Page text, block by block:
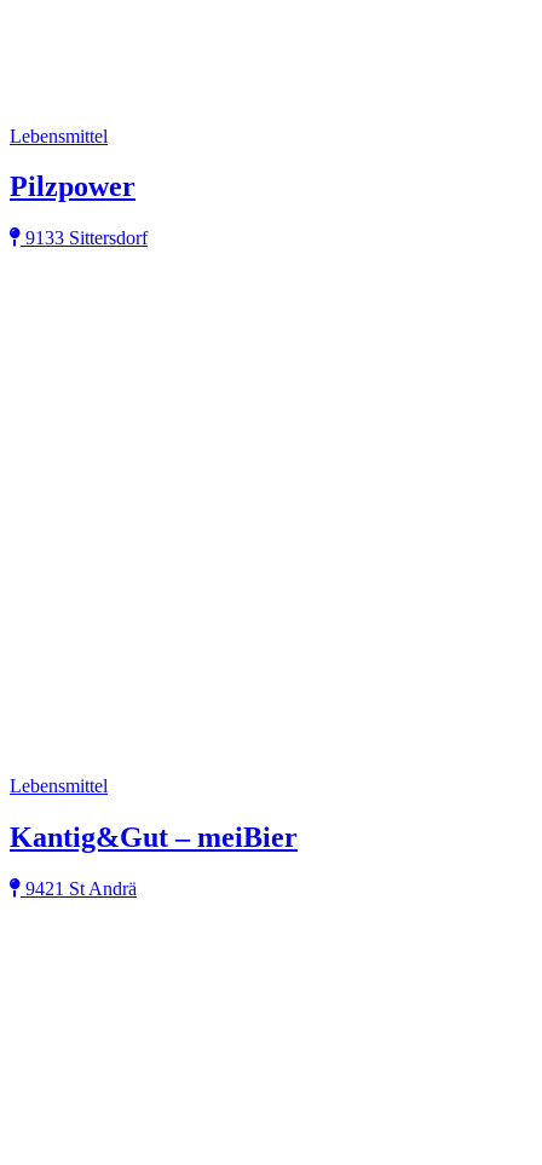
Lebensmittel
Pilzpower
9133 Sittersdorf
Lebensmittel
Kantig&Gut – meiBier
9421 St Andrä